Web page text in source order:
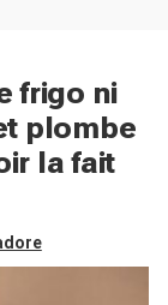
frigo ni
plombe
la fait